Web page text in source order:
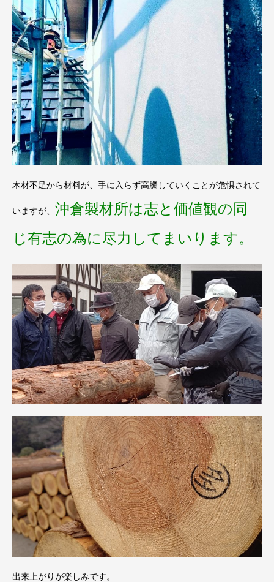
木材不足から材料が、手に入らず高騰していくことが危惧されて
いますが、 沖倉製材所は志と価値観の同
じ有志の為に尽力してまいります。
出来上がりが楽しみです。